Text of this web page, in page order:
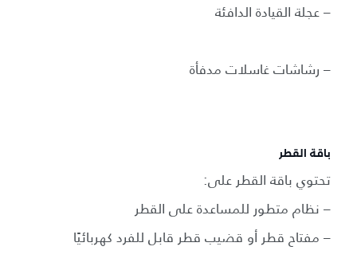
– عجلة القيادة الدافئة
– رشاشات غاسلات مدفأة
باقة القطر
تحتوي باقة القطر على:
– نظام متطور للمساعدة على القطر
– مفتاح قطر أو قضيب قطر قابل للفرد كهربائيًا